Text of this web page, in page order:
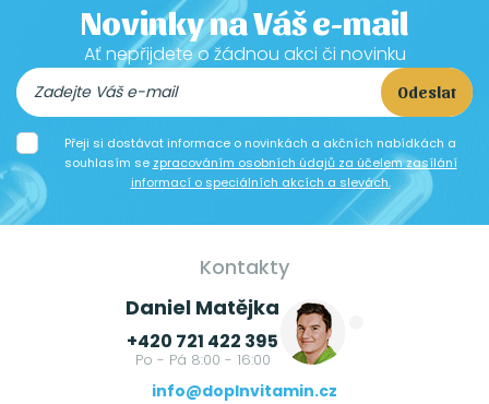
Novinky na Váš e-mail
Ať nepřijdete o žádnou akci či novinku
Odeslat
Přeji si dostávat informace o novinkách a akčních nabídkách a
souhlasím se zpracováním osobních údajů za účelem zasílání
informací o speciálních akcích a slevách.
Kontakty
Daniel Matějka
+420 721 422 395
Po - Pá 8:00 - 16:00
info@doplnvitamin.cz